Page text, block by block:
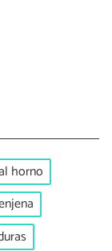
horno